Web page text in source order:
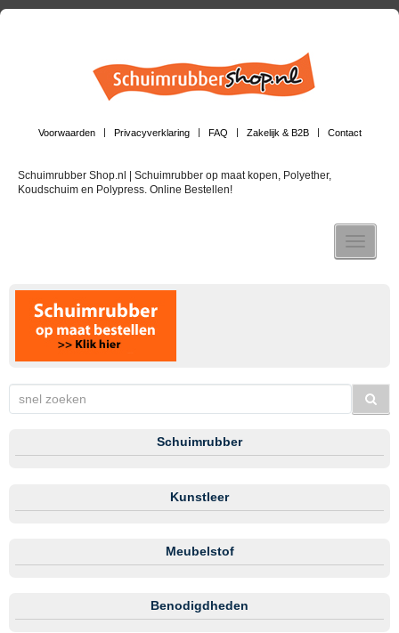
Voorwaarden Privacyverklaring FAQ Zakelijk & B2B Contact
Schuimrubber Shop.nl | Schuimrubber op maat kopen, Polyether,
Koudschuim en Polypress. Online Bestellen!
Toggle
Schuimrubber
Kunstleer
Meubelstof
Benodigdheden